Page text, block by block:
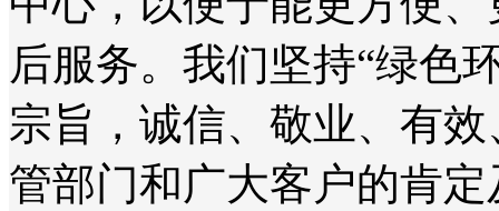
后服务。我们坚持“绿色
宗旨，诚信、敬业、有
管部门和广大客户的肯